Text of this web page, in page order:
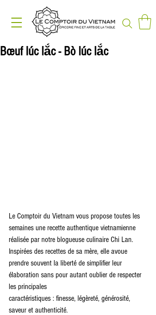
Bœuf lúc lắc - Bò lúc lắc
Le Comptoir du Vietnam vous propose toutes les
semaines une recette authentique vietnamienne
réalisée par notre blogueuse culinaire Chi Lan.
Inspirées des recettes de sa mère, elle avoue
prendre souvent la liberté de simplifier leur
élaboration sans pour autant oublier de respecter
les principales
caractéristiques : finesse, légèreté, générosité,
saveur et authenticité.